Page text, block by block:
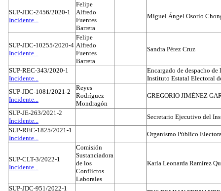
SUP-JDC-2456/2020-1
Incidente...
Felipe
Alfredo
Fuentes
Barrera
Miguel Ángel Osorio
SUP-JDC-10255/2020-4
Incidente...
Felipe
Alfredo
Fuentes
Barrera
Sandra Pérez Cruz
SUP-REC-343/2020-1
Incidente...
Encargado de despacho
Instituto Estatal Electoral
SUP-JDC-1081/2021-2
Incidente...
Reyes
Rodríguez
Mondragón
GREGORIO JIMÉNEZ
SUP-JE-263/2021-2
Incidente...
Secretario Ejecutivo del
SUP-REC-1825/2021-1
Incidente...
Organismo Público
SUP-CLT-3/2022-1
Incidente...
Comisión
Sustanciadora
de los
Conflictos
Laborales
Karla Leonarda Ramírez
SUP-JDC-951/2022-1